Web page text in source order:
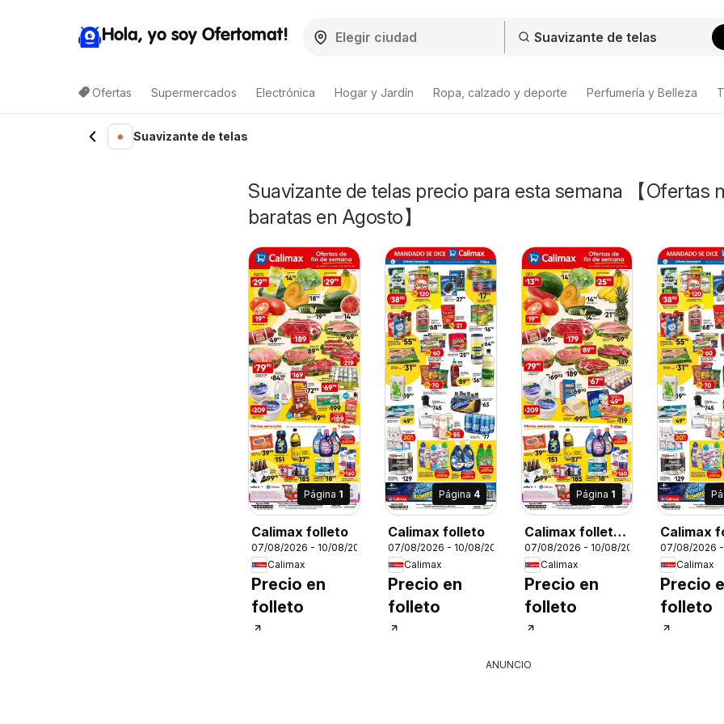
Hola, yo soy Ofertomat!
Ofertas Supermercados Electrónica Hogar y Jardín Ropa, calzado y deporte Perfumería y Belleza
Suavizante de telas
Suavizante de telas precio para esta semana 【Ofertas
baratas en Agosto】
Página 1
Calimax folleto
07/08/2026 - 10/08/2026
Calimax
Precio en
folleto
Página 4
Calimax folleto
07/08/2026 - 10/08/2026
Calimax
Precio en
folleto
Página 1
Calimax folleto
Ensenada
07/08/2026 - 10/08/2026
Calimax
Precio en
folleto
Calimax
Ensenada
07/08/2026 -
Calimax
Precio
folleto
ANUNCIO